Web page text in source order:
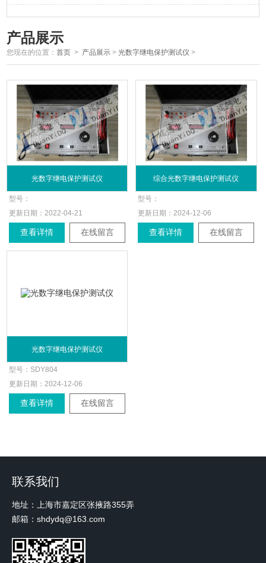
产品展示
您现在的位置：首页 > 产品展示 >光数字继电保护测试仪 >
光数字继电保护测试仪
型号：
更新日期： 2022-04-21
查看详情 在线留言
综合光数字继电保护测试仪
型号：
更新日期： 2024-12-06
查看详情 在线留言
光数字继电保护测试仪
型号： SDY804
更新日期： 2024-12-06
查看详情 在线留言
联系我们
地址：上海市嘉定区张掖路355弄
邮箱：shdydq@163.com